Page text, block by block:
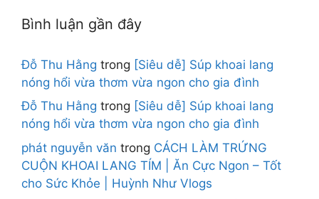
Bình luận gần đây
Đỗ Thu Hằng trong [Siêu dễ] Súp khoai lang
nóng hổi vừa thơm vừa ngon cho gia đình
Đỗ Thu Hằng trong [Siêu dễ] Súp khoai lang
nóng hổi vừa thơm vừa ngon cho gia đình
phát nguyễn văn trong CÁCH LÀM TRỨNG
CUỘN KHOAI LANG TÍM | Ăn Cực Ngon – Tốt
cho Sức Khỏe | Huỳnh Như Vlogs